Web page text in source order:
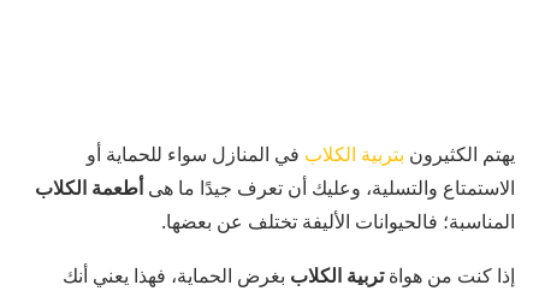
يهتم الكثيرون بتربية الكلاب في المنازل سواء للحماية أو
الاستمتاع والتسلية، وعليك أن تعرف جيدًا ما هىأطعمة الكلاب
المناسبة؛ فالحيوانات الأليفة تختلف عن بعضها.
إذا كنت من هواةتربية الكلاب بغرض الحماية، فهذا يعني أنك